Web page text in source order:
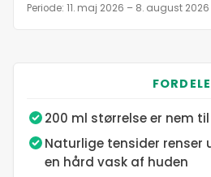
13. maj 2026
Periode: 11. maj 2026 – 8. august 2026
FORDELE
200 ml størrelse er nem
Naturlige tensider
en hård vask af huden